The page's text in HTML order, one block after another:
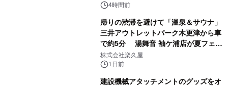
ぐっと豊かに
4時間前
帰りの渋滞を避けて「温泉＆サウナ」
三井アウトレットパーク木更津から車
で約5分 湯舞音 袖ケ浦店が夏フェア
メニューを提供
株式会社楽久屋
1日前
建設機械アタッチメントのグッズをオ